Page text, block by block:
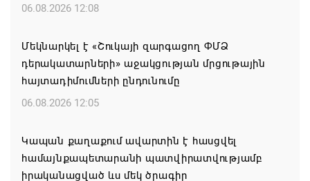
06.08.2026 12:08
Մեկնարկել է «Շուկայի զարգացող ՓՄՁ
դերակատարների» աջակցության մրցութային
հայտադիմումների ընդունումը
06.08.2026 12:05
Կապան քաղաքում ավարտին է հասցվել
համայնքապետարանի պատվիրատվությամբ
իրականացված ևս մեկ ծրագիր